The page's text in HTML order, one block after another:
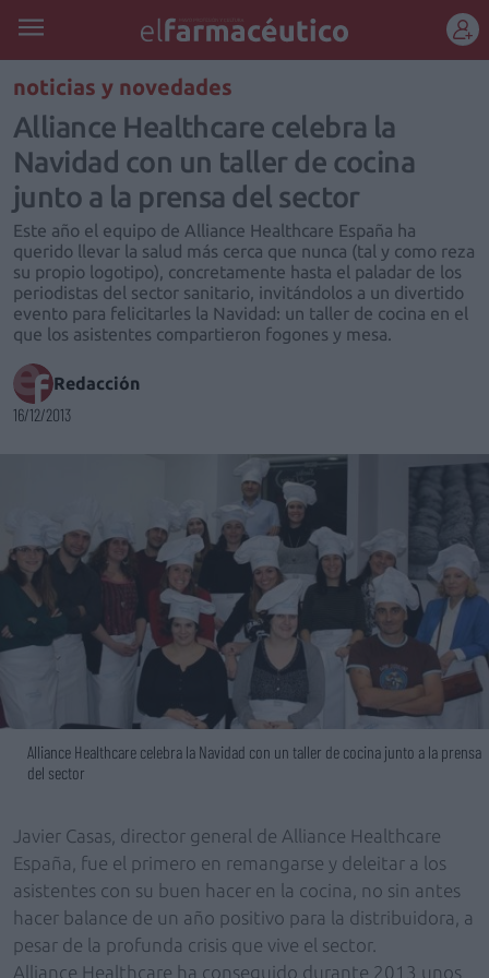
REGÍSTRATE
noticias y novedades
Alliance Healthcare celebra la
Navidad con un taller de cocina
junto a la prensa del sector
Este año el equipo de Alliance Healthcare España ha
querido llevar la salud más cerca que nunca (tal y como reza
su propio logotipo), concretamente hasta el paladar de los
periodistas del sector sanitario, invitándolos a un divertido
evento para felicitarles la Navidad: un taller de cocina en el
que los asistentes compartieron fogones y mesa.
Redacción
16/12/2013
Alliance Healthcare celebra la Navidad con un taller de cocina junto a la prensa
del sector
Javier Casas, director general de Alliance Healthcare
España, fue el primero en remangarse y deleitar a los
asistentes con su buen hacer en la cocina, no sin antes
hacer balance de un año positivo para la distribuidora, a
pesar de la profunda crisis que vive el sector.
Alliance Healthcare ha conseguido durante 2013 unos